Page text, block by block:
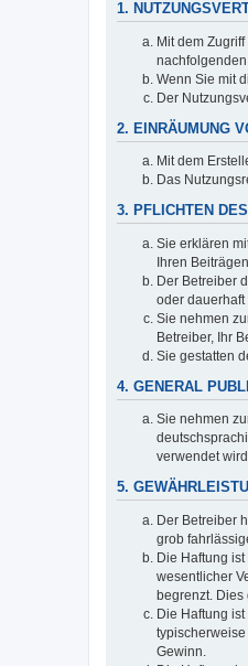
1.
Mit dem
Wenn Sie mit
Der
2. EINRÄUMUNG
Mit dem
Das
3. PFLICHTEN
Sie erklären
Ihren
Der Betreiber
oder
Sie nehmen
Betreiber, Ihr
Sie gestatten
4. GENERAL
Sie nehmen
verwendet
5.
Der Betreiber
grob
Die Haftung
wesentlicher
begrenzt. Dies
Die Haftung
Gewinn.